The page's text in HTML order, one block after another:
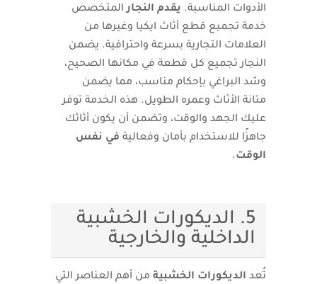
الأدوات المناسبة. يقدم النجارالمتخصص
خدمة تجميع قطع أثاث ايكيا وغيرها من
العلامات التجارية بسرعة واحترافية. يضمن
النجار تجميع كل قطعة في مكانها الصحيح،
وشد البراغي بإحكام مناسب، مما يضمن
متانة الأثاث وعمره الطويل. هذه الخدمة توفر
عليك الجهد والوقت، وتضمن أن يكون أثاثك
جاهزًا للاستخدام بأمان وفعالية في نفس
الوقت.
5. الديكورات الخشبية
الداخلية والخارجية
تُعد الديكورات الخشبيةمن أهم العناصر التي